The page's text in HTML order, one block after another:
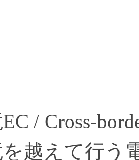
/ Cross-
を越えて行う